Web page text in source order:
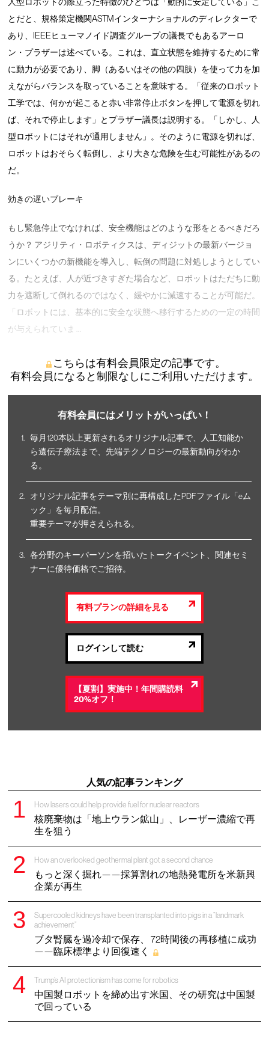
とだと、規格策定機関ASTMインターナショナルのディレクターで
あり、IEEEヒューマノイド調査グループの議長でもあるアーロ
ン・プラザーは述べている。これは、直立状態を維持するために常
に動力が必要であり、脚（あるいはその他の四肢）を使って力を加
えながらバランスを取っていることを意味する。「従来のロボット
工学では、何かが起こると赤い非常停止ボタンを押して電源を切れ
ば、それで停止します」とプラザー議長は説明する。「しかし、人
型ロボットにはそれが通用しません」。そのように電源を切れば、
ロボットはおそらく転倒し、より大きな危険を生む可能性があるの
だ。
効きの遅いブレーキ
もし緊急停止でなければ、安全機能はどのような形をとるべきだろ
うか？ アジリティ・ロボティクスは、ディジットの最新バージョ
ンにいくつかの新機能を導入し、転倒の問題に対処しようとしてい
る。たとえば、人が近づきすぎた場合など、ロボットはただちに動
力を遮断して倒れるのではなく、緩やかに減速することが可能だ。
「ロボットには、基本的に安全な状態へ移行するための一定の時間
が与えられていま …
こちらは有料会員限定の記事です。
有料会員になると制限なしにご利用いただけます。
有料会員にはメリットがいっぱい！
毎月120本以上更新されるオリジナル記事で、人工知能か
ら遺伝子療法まで、先端テクノロジーの最新動向がわか
る。
オリジナル記事をテーマ別に再構成したPDFファイル「eム
ック」を毎月配信。
重要テーマが押さえられる。
各分野のキーパーソンを招いたトークイベント、関連セミ
ナーに優待価格でご招待。
有料プランの詳細を見る
ログインして読む
【夏割】実施中！年間購読料
20%オフ！
人気の記事ランキング
How lasers could help provide fuel for nuclear reactors
核廃棄物は「地上ウラン鉱山」、レーザー濃縮で再
生を狙う
How an overlooked geothermal plant got a second chance
もっと深く掘れ——採算割れの地熱発電所を米新興
企業が再生
Supercooled kidneys have been transplanted into pigs in a “landmark
achievement”
ブタ腎臓を過冷却で保存、 72時間後の再移植に成功
——臨床標準より回復速く
Trump’s AI protectionism has come for robotics
中国製ロボットを締め出す米国、その研究は中国製
で回っている